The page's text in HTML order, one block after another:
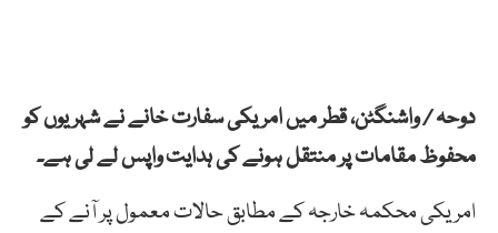
دوحہ / واشنگٹن، قطر میں امریکی سفارت خانے نے شہریوں کو
محفوظ مقامات پر منتقل ہونے کی ہدایت واپس لے لی ہے۔
امریکی محکمہ خارجہ کے مطابق حالات معمول پر آنے کے